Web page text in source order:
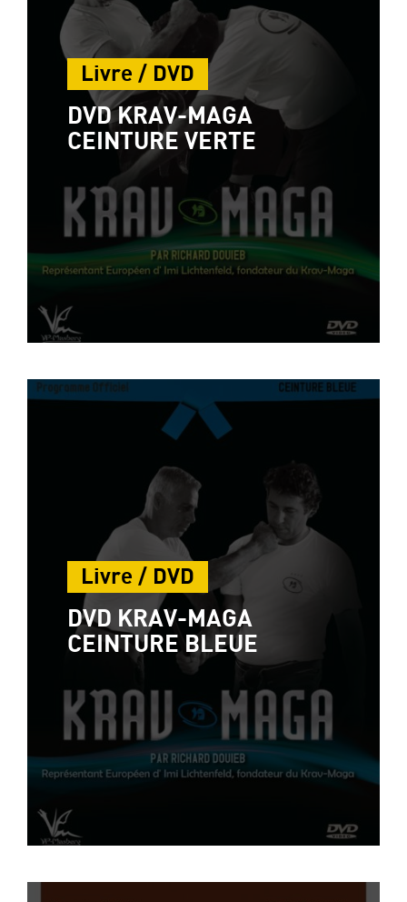
Livre / DVD
DVD KRAV-MAGA
CEINTURE VERTE
Livre / DVD
DVD KRAV-MAGA
CEINTURE BLEUE